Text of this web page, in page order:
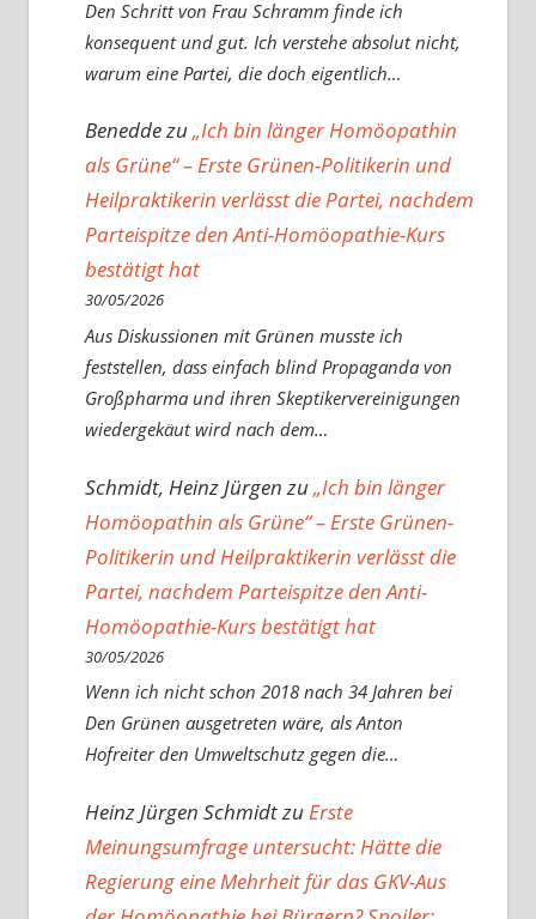
Den Schritt von Frau Schramm finde ich
konsequent und gut. Ich verstehe absolut nicht,
warum eine Partei, die doch eigentlich…
Beneddezu„Ich bin länger Homöopathin
als Grüne“ – Erste Grünen-Politikerin und
Heilpraktikerin verlässt die Partei, nachdem
Parteispitze den Anti-Homöopathie-Kurs
bestätigt hat
30/05/2026
Aus Diskussionen mit Grünen musste ich
feststellen, dass einfach blind Propaganda von
Großpharma und ihren Skeptikervereinigungen
wiedergekäut wird nach dem…
Schmidt, Heinz Jürgenzu„Ich bin länger
Homöopathin als Grüne“ – Erste Grünen-
Politikerin und Heilpraktikerin verlässt die
Partei, nachdem Parteispitze den Anti-
Homöopathie-Kurs bestätigt hat
30/05/2026
Wenn ich nicht schon 2018 nach 34 Jahren bei
Den Grünen ausgetreten wäre, als Anton
Hofreiter den Umweltschutz gegen die…
Heinz Jürgen SchmidtzuErste
Meinungsumfrage untersucht: Hätte die
Regierung eine Mehrheit für das GKV-Aus